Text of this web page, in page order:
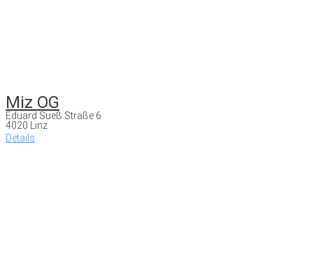
Miz OG
Eduard Sueß Straße 6
4020 Linz
Details